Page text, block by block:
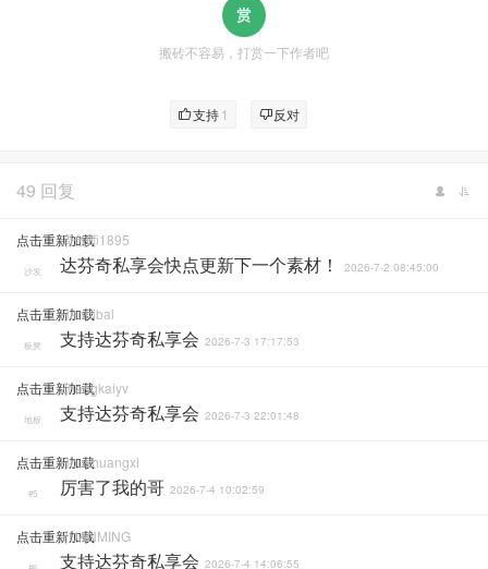
搬砖不容易，打赏一下作者吧
支持1 反对
49 回复
点击重新加载调色师1895
沙发 达芬奇私享会快点更新下一个素材！ 2026-7-2 08:45:00
点击重新加载
Hannibal
板凳 支持达芬奇私享会 2026-7-3 17:17:53
点击重新加载Zhangkaiyv
地板 支持达芬奇私享会 2026-7-3 22:01:48
点击重新加载Houshuangxi
#5 厉害了我的哥 2026-7-4 10:02:59
点击重新加载YUANMING
支持达芬奇私享会 2026-7-4 14:06:55